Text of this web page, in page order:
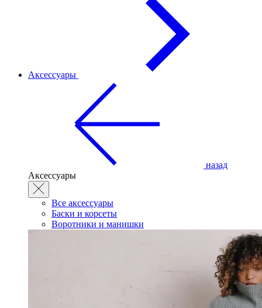
Аксессуары
назад
Аксессуары
Все аксессуары
Баски и корсеты
Воротники и манишки